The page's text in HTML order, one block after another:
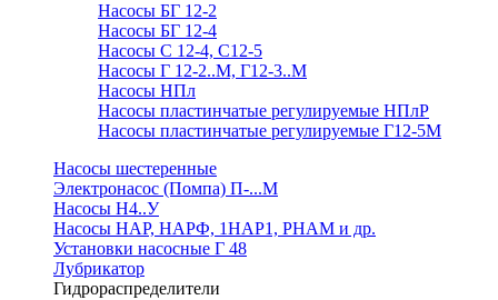
Насосы БГ 12-2
Насосы БГ 12-4
Насосы С 12-4, С12-5
Насосы Г 12-2..М, Г12-3..М
Насосы НПл
Насосы пластинчатые регулируемые НПлР
Насосы пластинчатые регулируемые Г12-5М
Насосы шестеренные
Электронасос (Помпа) П-...М
Насосы Н4..У
Насосы НАР, НАРФ, 1НАР1, РНАМ и др.
Установки насосные Г 48
Лубрикатор
Гидрораспределители